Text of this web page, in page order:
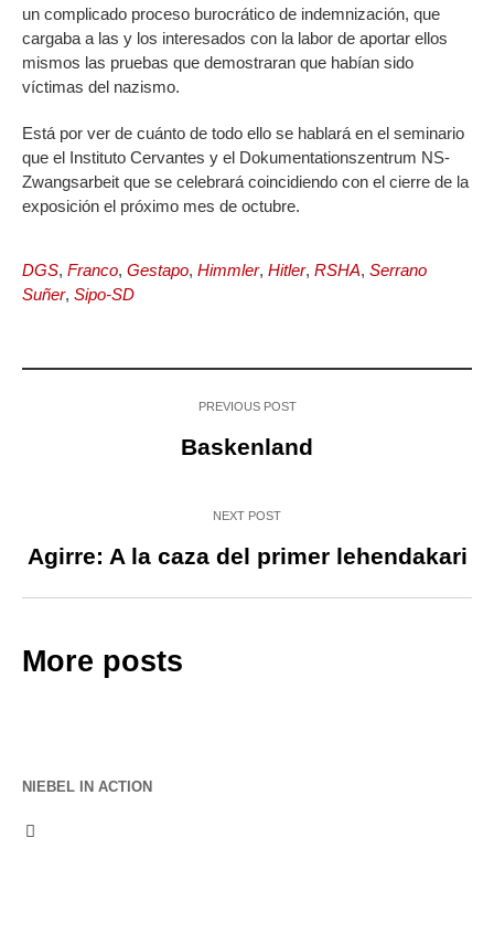
un complicado proceso burocrático de indemnización, que
cargaba a las y los interesados con la labor de aportar ellos
mismos las pruebas que demostraran que habían sido
víctimas del nazismo.
Está por ver de cuánto de todo ello se hablará en el seminario
que el Instituto Cervantes y el Dokumentationszentrum NS-
Zwangsarbeit que se celebrará coincidiendo con el cierre de la
exposición el próximo mes de octubre.
DGS, Franco, Gestapo, Himmler, Hitler, RSHA, Serrano
Suñer, Sipo-SD
PREVIOUS POST
Baskenland
NEXT POST
Agirre: A la caza del primer lehendakari
More posts
NIEBEL IN ACTION